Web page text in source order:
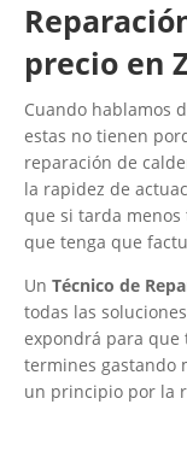
precio en
Cuando hablamos
estas no tienen
reparación de
la rapidez de
que si tarda
que tenga que
Un Técnico de
todas las
expondrá para que
termines gastando
un principio por la